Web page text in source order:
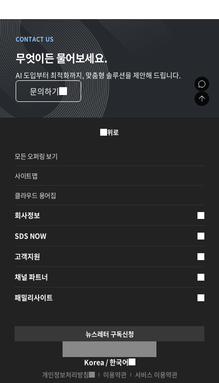
CONTACT US
무엇이든 물어보세요.
AI 도입부터 최적화까지, 맞춤형 솔루션을 제안해 드립니다.
문의하기
위로
모든 오퍼링 보기
사이트맵
클라우드 용어집
회사정보
SDS NOW
고객지원
채널 파트너
패밀리사이트
뉴스레터 구독신청
Korea / 한국어
개인정보처리방침 이용약관 서비스 이용약관